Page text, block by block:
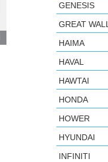
GENESIS
GREAT WALL
HAIMA
HAVAL
HAWTAI
HONDA
HOWER
HYUNDAI
INFINITI